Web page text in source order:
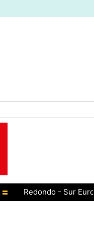
Redondo - Sur Europa